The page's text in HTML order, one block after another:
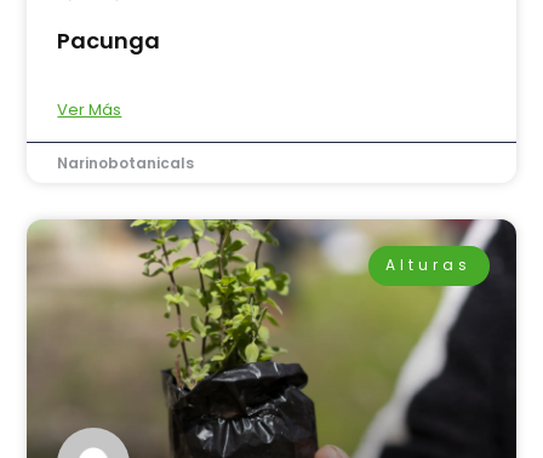
Pacunga
Ver Más
Narinobotanicals
Alturas